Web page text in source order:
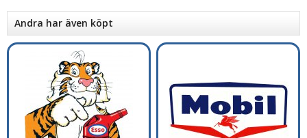
Andra har även köpt